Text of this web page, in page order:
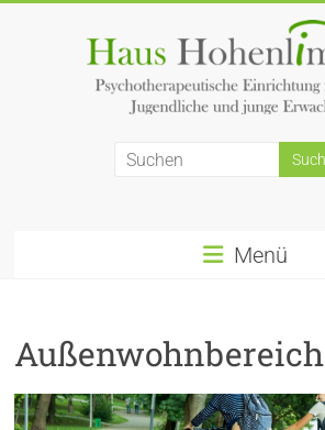
Menü
Außenwohnbereich